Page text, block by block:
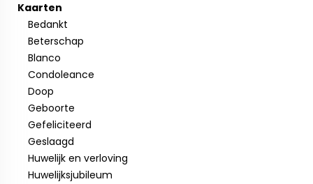
Kaarten
Bedankt
Beterschap
Blanco
Condoleance
Doop
Geboorte
Gefeliciteerd
Geslaagd
Huwelijk en verloving
Huwelijksjubileum